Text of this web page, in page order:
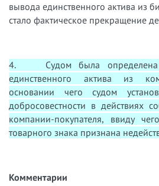
вывода единственного актива из
стало фактическое прекращение
4. Судом была определена
единственного актива из
основании чего судом
добросовестности в действиях
компании-покупателя, ввиду
товарного знака признана
Комментарии